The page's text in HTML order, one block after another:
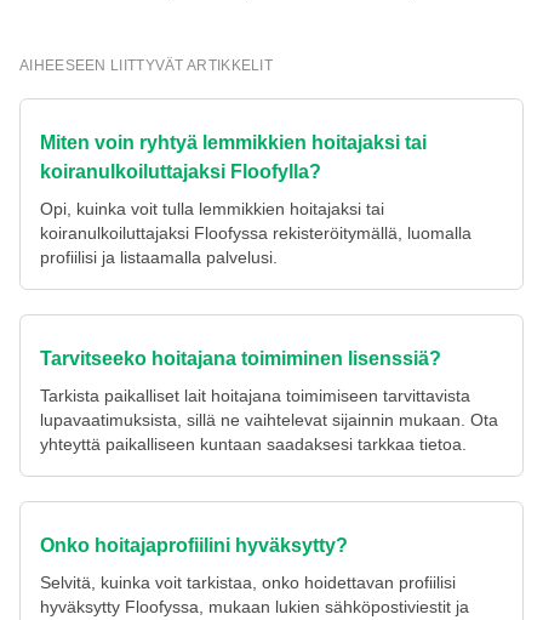
AIHEESEEN LIITTYVÄT ARTIKKELIT
Miten voin ryhtyä lemmikkien hoitajaksi tai
koiranulkoiluttajaksi Floofylla?
Opi, kuinka voit tulla lemmikkien hoitajaksi tai
koiranulkoiluttajaksi Floofyssa rekisteröitymällä, luomalla
profiilisi ja listaamalla palvelusi.
Tarvitseeko hoitajana toimiminen lisenssiä?
Tarkista paikalliset lait hoitajana toimimiseen tarvittavista
lupavaatimuksista, sillä ne vaihtelevat sijainnin mukaan. Ota
yhteyttä paikalliseen kuntaan saadaksesi tarkkaa tietoa.
Onko hoitajaprofiilini hyväksytty?
Selvitä, kuinka voit tarkistaa, onko hoidettavan profiilisi
hyväksytty Floofyssa, mukaan lukien sähköpostiviestit ja